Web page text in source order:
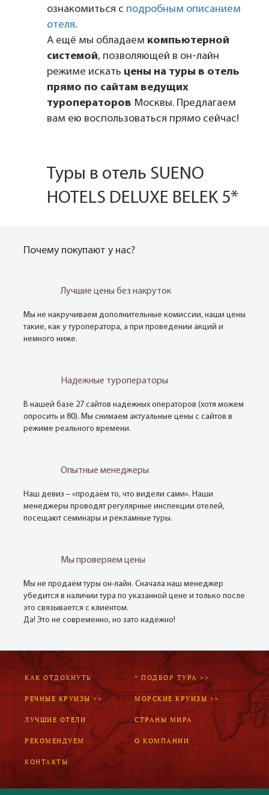
ознакомиться с подробным описанием
отеля.
А ещё мы обладаем компьютерной
системой, позволяющей в он-лайн
режиме искать цены на туры в отель
прямо по сайтам ведущих
туроператоров Москвы. Предлагаем
вам ею воспользоваться прямо сейчас!
Туры в отель SUENO
HOTELS DELUXE BELEK 5*
Почему покупают у нас?
Лучшие цены без накруток
Мы не накручиваем дополнительные комиссии, наши цены
такие, как у туроператора, а при проведении акций и
немного ниже.
Надежные туроператоры
В нашей базе 27 сайтов надёжных операторов (хотя можем
опросить и 80). Мы снимаем актуальные цены с сайтов в
режиме реального времени.
Опытные менеджеры
Наш девиз – «продаём то, что видели сами». Наши
менеджеры проводят регулярные инспекции отелей,
посещают семинары и рекламные туры.
Мы проверяем цены
Мы не продаём туры он-лайн. Сначала наш менеджер
убедится в наличии тура по указанной цене и только после
это связывается с клиентом.
Да! Это не современно, но зато надёжно!
КАК ОТДОХНУТЬ * ПОДБОР ТУРА >>
РЕЧНЫЕ КРУИЗЫ >> МОРСКИЕ КРУИЗЫ >>
ЛУЧШИЕ ОТЕЛИ СТРАНЫ МИРА
РЕКОМЕНДУЕМ О КОМПАНИИ
КОНТАКТЫ